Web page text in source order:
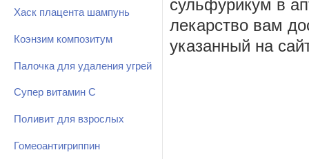
Хаск плацента шампунь
Коэнзим композитум
Палочка для удаления угрей
Супер витамин С
Поливит для взрослых
Гомеоантигриппин
сульфурикум в
лекарство вам
указанный на